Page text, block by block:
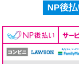
NP後